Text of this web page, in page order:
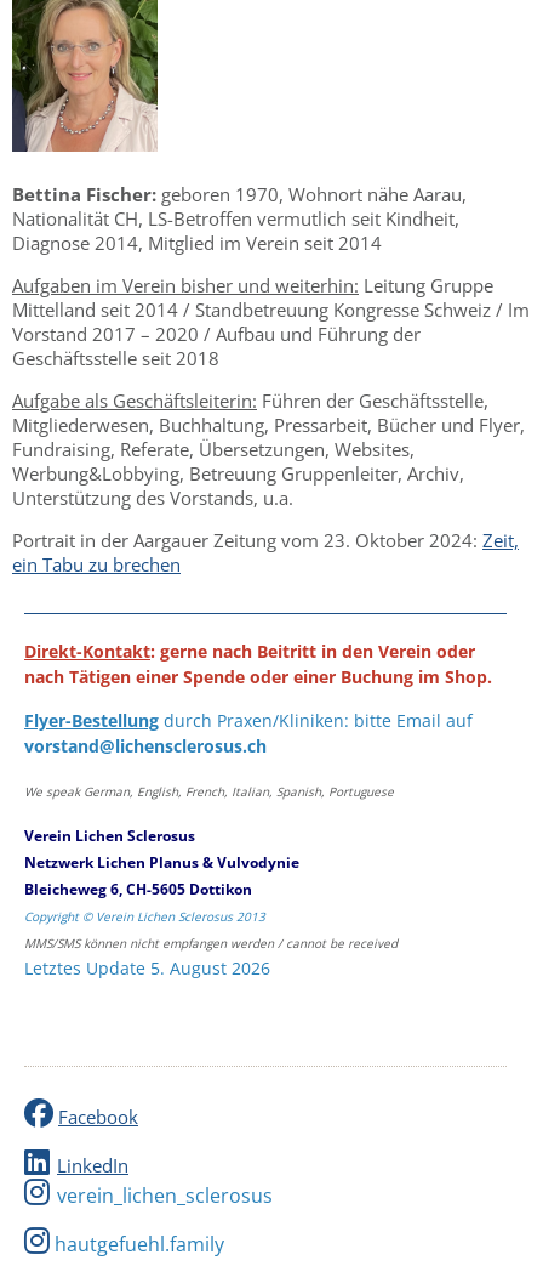
Bettina Fischer: geboren 1970, Wohnort nähe Aarau,
Nationalität CH, LS-Betroffen vermutlich seit Kindheit,
Diagnose 2014, Mitglied im Verein seit 2014
Aufgaben im Verein bisher und weiterhin: Leitung Gruppe
Mittelland seit 2014 / Standbetreuung Kongresse Schweiz / Im
Vorstand 2017 – 2020 / Aufbau und Führung der
Geschäftsstelle seit 2018
Aufgabe als Geschäftsleiterin: Führen der Geschäftsstelle,
Mitgliederwesen, Buchhaltung, Pressarbeit, Bücher und Flyer,
Fundraising, Referate, Übersetzungen, Websites,
Werbung&Lobbying, Betreuung Gruppenleiter, Archiv,
Unterstützung des Vorstands, u.a.
Portrait in der Aargauer Zeitung vom 23. Oktober 2024: Zeit,
ein Tabu zu brechen
Direkt-Kontakt: gerne nach Beitritt in den Verein oder
nach Tätigen einer Spende oder einer Buchung im Shop.
Flyer-Bestellung durch Praxen/Kliniken: bitte Email auf
vorstand@lichensclerosus.ch
We speak German, English, French, Italian, Spanish, Portuguese
Verein Lichen Sclerosus
Netzwerk Lichen Planus & Vulvodynie
Bleicheweg 6, CH-5605 Dottikon
Copyright © Verein Lichen Sclerosus 2013
MMS/SMS können nicht empfangen werden / cannot be received
Letztes Update 5. August 2026
Facebook
LinkedIn
verein_lichen_sclerosus
hautgefuehl.family